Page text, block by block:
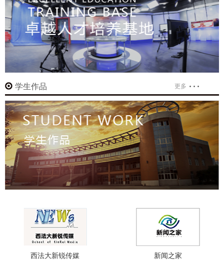
学生作品 更多
西法大新锐传媒 新闻之家